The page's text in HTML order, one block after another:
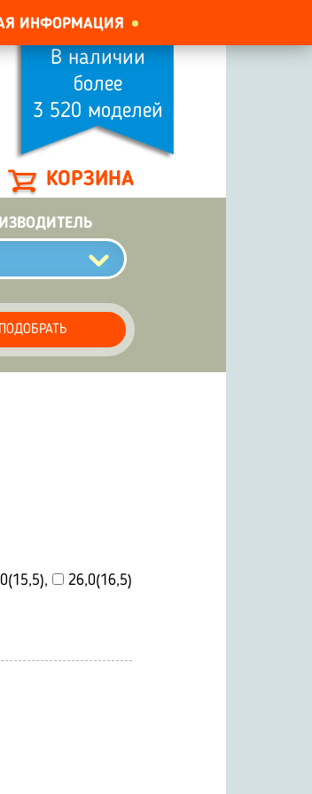
ИНФОРМАЦИЯ
КОРЗИНА
В наличии
более
3 520 моделей
ПОДОБРАТЬ
26,0(16,5)